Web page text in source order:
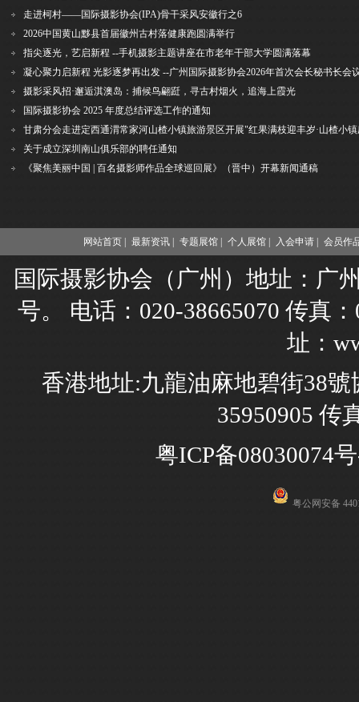
走进柯村——国际摄影协会(IPA)骨干采风安徽行之6
2026中国黄山黟县首届徽州古村落健康跑圆满举行
指尖逐光，艺启新程 --手机摄影主题讲座在市老年干部大学圆满落幕
凝心聚力启新程 光影逐梦再出发 --广州国际摄影协会2026年首次会长秘书长会
摄影采风招·邂逅淇澳岛：捕候鸟翩跹，寻古村烟火，追海上霞光
国际摄影协会 2025 年度总结评选工作的通知
关于成立深圳南山俱乐部的聘任通知
《聚焦美丽中国 | 百名摄影师作品全球巡回展》（晋中）开幕新闻通稿
网站首页 | 最新资讯 | 专题展馆 | 个人展馆 | 入会申请 | 会员作
国际摄影协会（广州）地址：广
号。 电话：020-38665070 传真
址：
香港地址:九龍油麻地碧街38
35950905 传
粤ICP备08030074
粤公网安备